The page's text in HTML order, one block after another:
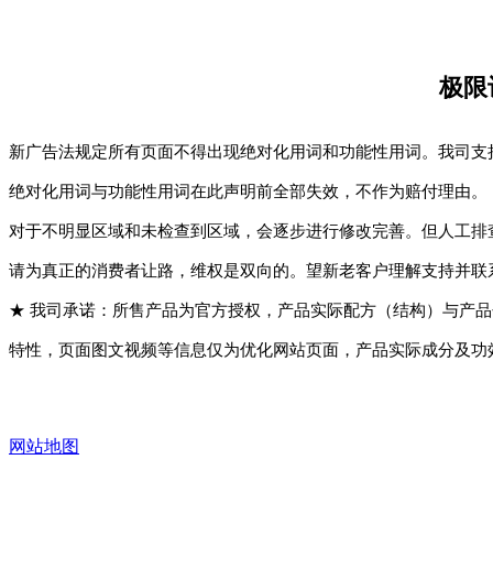
极
新广告法规定所有页面不得出现绝对化用词和功能性用词。我司
绝对化用词与功能性用词在此声明前全部失效，不作为赔付理由。
对于不明显区域和未检查到区域，会逐步进行修改完善。但人工
请为真正的消费者让路，维权是双向的。望新老客户理解支持并
★ 我司承诺：所售产品为官方授权，产品实际配方（结构）与产
特性，页面图文视频等信息仅为优化网站页面，产品实际成分及
网站地图